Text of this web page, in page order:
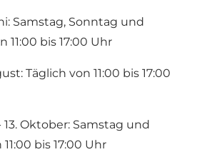
Samstag, Sonntag und
11:00 bis 17:00 Uhr
Täglich von 11:00 bis 17:00
Oktober: Samstag und
bis 17:00 Uhr